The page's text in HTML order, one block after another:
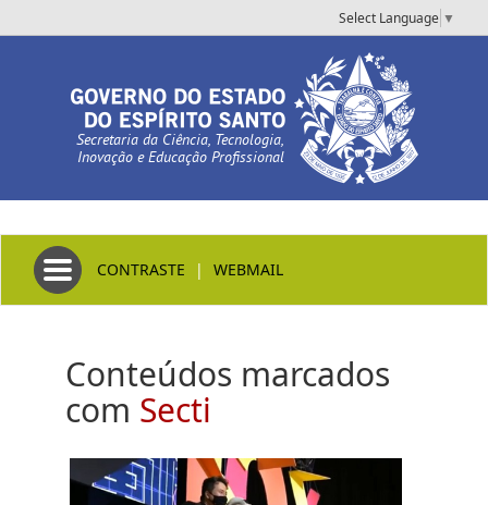
Select Language ▼
Secretaria da Ciência, Tecnologia,
Inovação e Educação Profissional
Toggle navigation
CONTRASTE | WEBMAIL
Conteúdos marcados
com Secti